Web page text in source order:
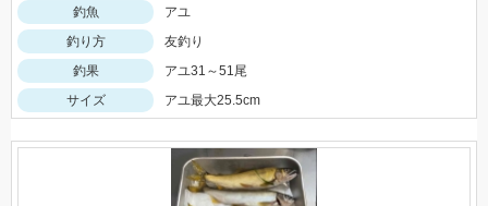
釣魚
アユ
釣り方
友釣り
釣果
アユ31～51尾
サイズ
アユ最大25.5cm